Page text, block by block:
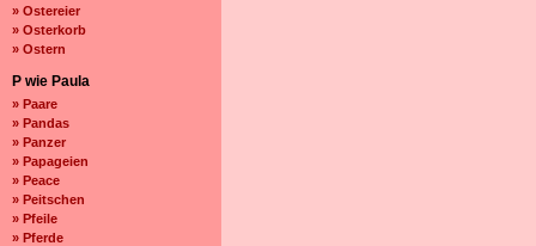
» Ostereier
» Osterkorb
» Ostern
P wie Paula
» Paare
» Pandas
» Panzer
» Papageien
» Peace
» Peitschen
» Pfeile
» Pferde